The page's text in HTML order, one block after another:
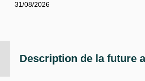
Description de la future
31/08/2026